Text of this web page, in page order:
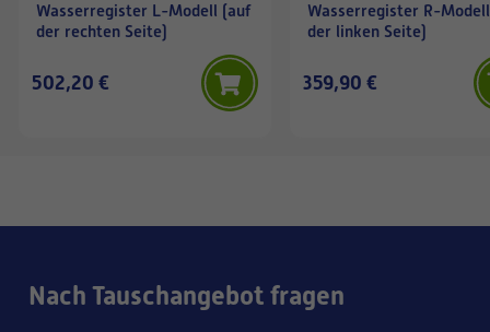
Wasserregister L-Modell (auf
der rechten Seite)
502,20 €
Wasserregister R-
der linken Seite)
359,90 €
Nach Tauschangebot fragen